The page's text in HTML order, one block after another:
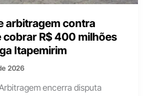
arbitragem contra
cobrar R$ 400 milhões
Itapemirim
2026
encerra disputa